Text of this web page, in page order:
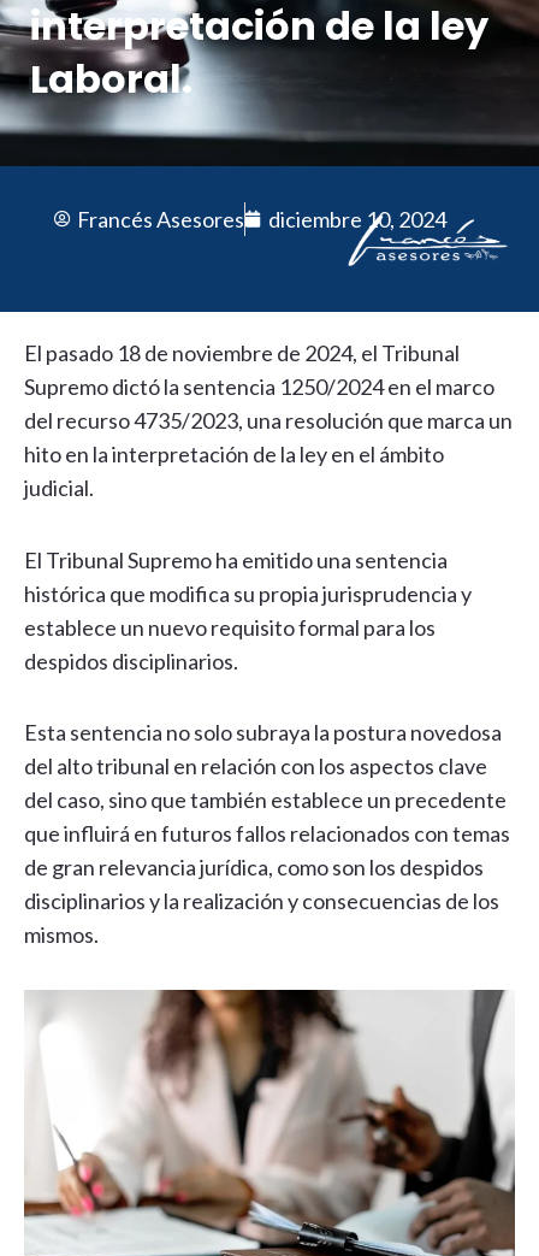
interpretación de la ley
Laboral.
Francés Asesores diciembre 10, 2024
El pasado 18 de noviembre de 2024, el Tribunal
Supremo dictó la sentencia 1250/2024 en el marco
del recurso 4735/2023, una resolución que marca un
hito en la interpretación de la ley en el ámbito
judicial.
El Tribunal Supremo ha emitido una sentencia
histórica que modifica su propia jurisprudencia y
establece un nuevo requisito formal para los
despidos disciplinarios.
Esta sentencia no solo subraya la postura novedosa
del alto tribunal en relación con los aspectos clave
del caso, sino que también establece un precedente
que influirá en futuros fallos relacionados con temas
de gran relevancia jurídica, como son los despidos
disciplinarios y la realización y consecuencias de los
mismos.